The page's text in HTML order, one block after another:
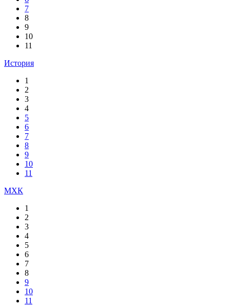
7
8
9
10
11
История
1
2
3
4
5
6
7
8
9
10
11
МХК
1
2
3
4
5
6
7
8
9
10
11